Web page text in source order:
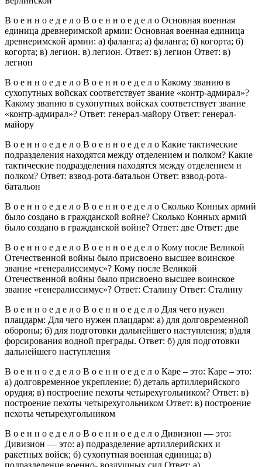
В о е н н о е д е л о В о е н н о е д е л о Основная военная
единица древнеримской армии: Основная военная единица
древнеримской армии: а) фаланга; а) фаланга; б) когорта; б)
когорта; в) легион. в) легион. Ответ: в) легион Ответ: в)
легион
В о е н н о е д е л о В о е н н о е д е л о Какому званию в
сухопутных войсках соответствует звание «контр-адмирал»?
Какому званию в сухопутных войсках соответствует звание
«контр-адмирал»? Ответ: генерал-майору Ответ: генерал-
майору
В о е н н о е д е л о В о е н н о е д е л о Какие тактические
подразделения находятся между отделением и полком? Какие
тактические подразделения находятся между отделением и
полком? Ответ: взвод-рота-батальон Ответ: взвод-рота-
батальон
В о е н н о е д е л о В о е н н о е д е л о Сколько Конных армий
было создано в гражданской войне? Сколько Конных армий
было создано в гражданской войне? Ответ: две Ответ: две
В о е н н о е д е л о В о е н н о е д е л о Кому после Великой
Отечественной войны было присвоено высшее воинское
звание «генералиссимус»? Кому после Великой
Отечественной войны было присвоено высшее воинское
звание «генералиссимус»? Ответ: Сталину Ответ: Сталину
В о е н н о е д е л о В о е н н о е д е л о Для чего нужен
плацдарм: Для чего нужен плацдарм: а) для долговременной
обороны; б) для подготовки дальнейшего наступления; в)для
форсирования водной преграды. Ответ: б) для подготовки
дальнейшего наступления
В о е н н о е д е л о В о е н н о е д е л о Каре – это: Каре – это:
а) долговременное укрепление; б) деталь артиллерийского
орудия; в) построение пехоты четырехугольником? Ответ: в)
построение пехоты четырехугольником Ответ: в) построение
пехоты четырехугольником
В о е н н о е д е л о В о е н н о е д е л о Дивизион — это:
Дивизион — это: а) подразделение артиллерийских и
ракетных войск; б) сухопутная военная единица; в)
подразделение военно- воздушных сил Ответ: а)